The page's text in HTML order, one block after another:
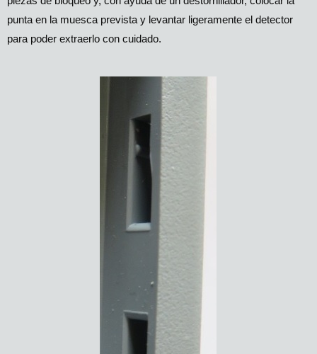
punta en la muesca prevista y levantar ligeramente el detector
para poder extraerlo con cuidado.